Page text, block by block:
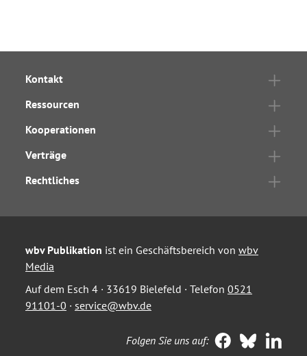
Kontakt
Ressourcen
Kooperationen
Verträge
Rechtliches
wbv Publikation ist ein Geschäftsbereich von wbv
Media
Auf dem Esch 4 · 33619 Bielefeld · Telefon 0521
91101-0 · service@wbv.de
Folgen Sie uns auf: